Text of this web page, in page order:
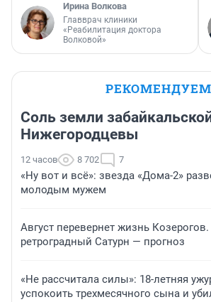
Ирина Волкова
Главврач клиники
«Реабилитация доктора
Волковой»
РЕКОМЕНДУЕМ
Соль земли
Нижегородцевы
12 часов 8 702 7
«Ну вот и всё»: звезда «Дома-2»
молодым мужем
Август перевернет жизнь
ретроградный Сатурн — прогноз
«Не рассчитала силы»: 18-летняя
успокоить трехмесячного сына и